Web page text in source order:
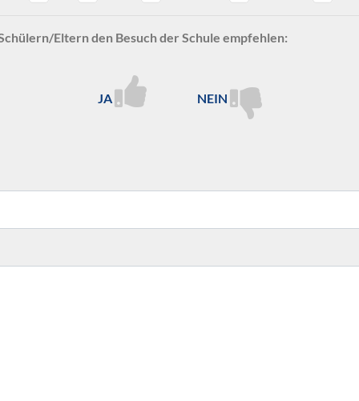
Eltern den Besuch der Schule empfehlen:
JA NEIN